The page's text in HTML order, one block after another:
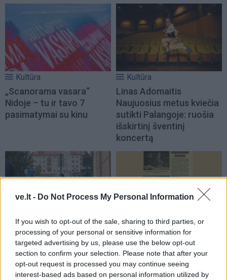
ve.lt - Do Not Process My Personal Information
If you wish to opt-out of the sale, sharing to third parties, or
processing of your personal or sensitive information for
targeted advertising by us, please use the below opt-out
section to confirm your selection. Please note that after your
opt-out request is processed you may continue seeing
interest-based ads based on personal information utilized by
Kultūra
„Scanorama vasara“
Nidoje – tu ir tavo 7
pasimatymai su kinu
Kultūra
Linas Adomaitis
Naujuosius metus kviečia
sutikti Palangoje: ruošia
išskirtinį šventinį
koncertą
Kultūra
Kaip gerai miestiečiai
pažįsta kultūrinę
Klaipėdą: rezultatas
nustebino
Kultūra
Klaipėda prieš 100 metų:
sostų karai (93)